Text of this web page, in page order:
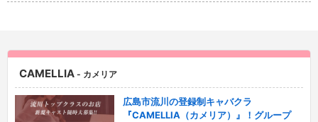
CAMELLIA - カメリア
広島市流川の登録制キャバクラ
『CAMELLIA（カメリア）』！グループ